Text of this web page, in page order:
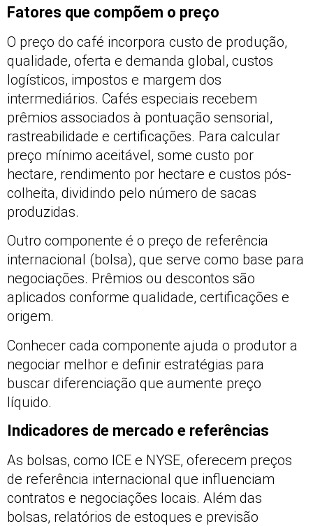
Fatores que compõem o preço
O preço do café incorpora custo de produção,
qualidade, oferta e demanda global, custos
logísticos, impostos e margem dos
intermediários. Cafés especiais recebem
prêmios associados à pontuação sensorial,
rastreabilidade e certificações. Para calcular
preço mínimo aceitável, some custo por
hectare, rendimento por hectare e custos pós-
colheita, dividindo pelo número de sacas
produzidas.
Outro componente é o preço de referência
internacional (bolsa), que serve como base para
negociações. Prêmios ou descontos são
aplicados conforme qualidade, certificações e
origem.
Conhecer cada componente ajuda o produtor a
negociar melhor e definir estratégias para
buscar diferenciação que aumente preço
líquido.
Indicadores de mercado e referências
As bolsas, como ICE e NYSE, oferecem preços
de referência internacional que influenciam
contratos e negociações locais. Além das
bolsas, relatórios de estoques e previsão